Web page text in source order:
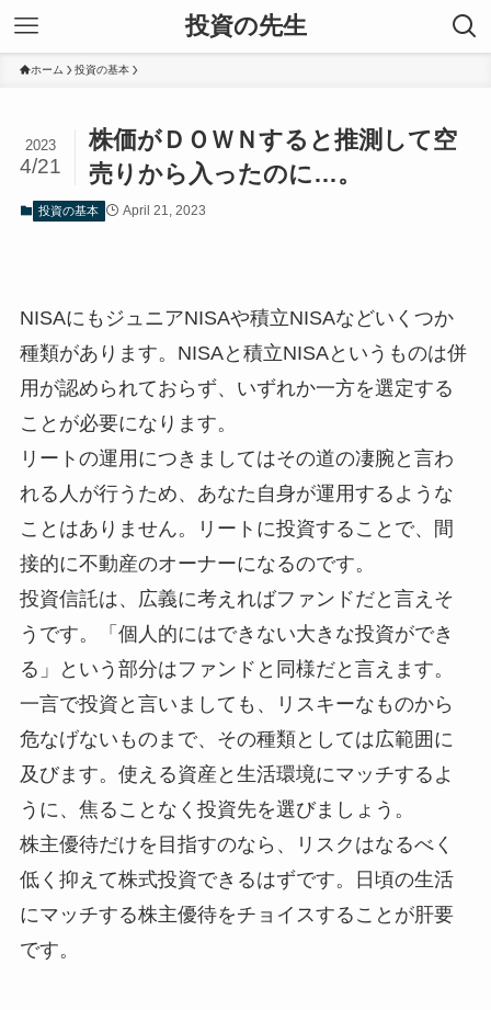
投資の先生
ホーム 投資の基本
株価がＤＯＷＮすると推測して空
売りから入ったのに…。
2023
4/21
投資の基本 April 21, 2023
NISAにもジュニアNISAや積立NISAなどいくつか
種類があります。NISAと積立NISAというものは併
用が認められておらず、いずれか一方を選定する
ことが必要になります。
リートの運用につきましてはその道の凄腕と言わ
れる人が行うため、あなた自身が運用するような
ことはありません。リートに投資することで、間
接的に不動産のオーナーになるのです。
投資信託は、広義に考えればファンドだと言えそ
うです。「個人的にはできない大きな投資ができ
る」という部分はファンドと同様だと言えます。
一言で投資と言いましても、リスキーなものから
危なげないものまで、その種類としては広範囲に
及びます。使える資産と生活環境にマッチするよ
うに、焦ることなく投資先を選びましょう。
株主優待だけを目指すのなら、リスクはなるべく
低く抑えて株式投資できるはずです。日頃の生活
にマッチする株主優待をチョイスすることが肝要
です。